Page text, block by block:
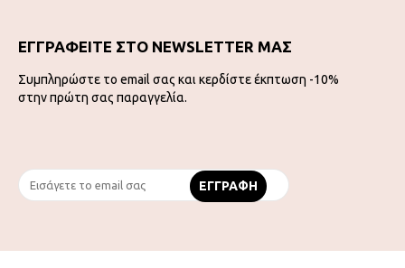
ΕΓΓΡΑΦΕΙΤΕ ΣΤΟ NEWSLETTER ΜΑΣ
Συμπληρώστε το email σας και κερδίστε έκπτωση -10%
στην πρώτη σας παραγγελία.